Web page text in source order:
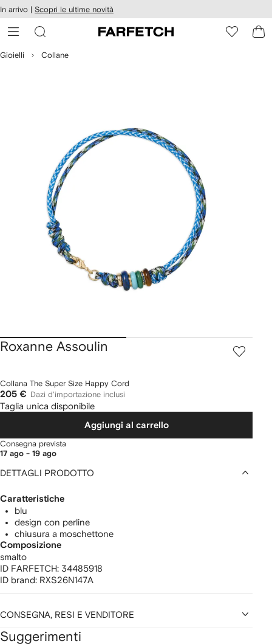
ai
In arrivo | Scopri le ultime novità
Gioielli Collane
Roxanne Assoulin
Collana The Super Size Happy Cord
205 € Dazi d'importazione inclusi
Taglia unica disponibile
Aggiungi al carrello
Consegna prevista
17 ago - 19 ago
DETTAGLI PRODOTTO
Caratteristiche
blu
design con perline
chiusura a moschettone
Composizione
smalto
ID FARFETCH: 34485918
ID brand: RXS26N147A
CONSEGNA, RESI E VENDITORE
Suggerimenti